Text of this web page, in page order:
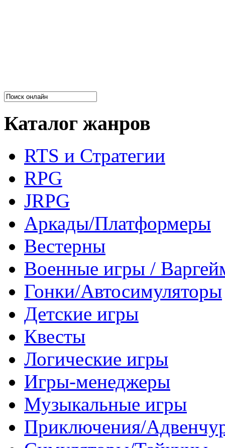
Каталог жанров
RTS и Стратегии
RPG
JRPG
Аркады/Платформеры
Вестерны
Военные игры /
Гонки/Автосимуляторы
Детские игры
Квесты
Логические игры
Игры-менеджеры
Музыкальные игры
Приключения/